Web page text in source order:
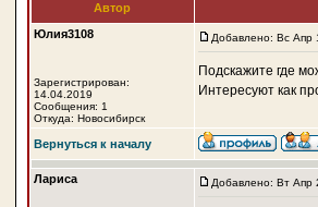
Автор
Юлия3108
Зарегистрирован:
14.04.2019
Сообщения: 1
Откуда: Новосибирск
Добавлено: Вс Апр
Подскажите где
Интересуют как
Вернуться к началу
Лариса Добавлено: Вт Апр